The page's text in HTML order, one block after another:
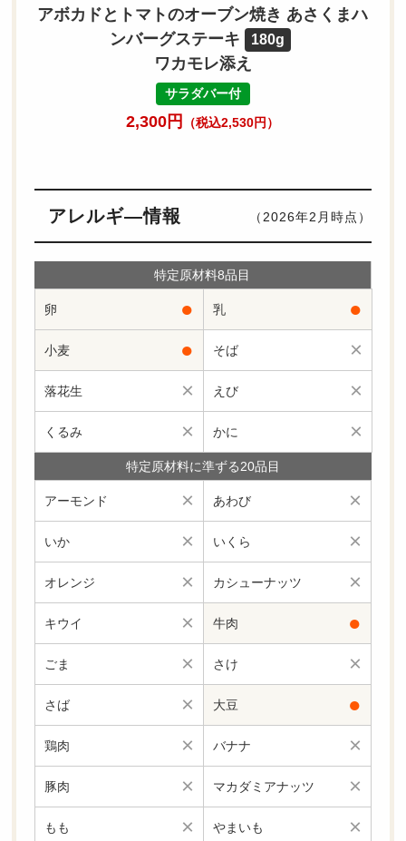
アボカドとトマトのオーブン焼き あさくまハ
ンバーグステーキ
180g
ワカモレ添え
サラダバー付
2,300円 （税込2,530円）
アレルギ―情報 （2026年2月時点）
特定原材料8品目
卵 ● 乳 ●
小麦 ● そば ×
落花生 × えび ×
くるみ × かに ×
特定原材料に準ずる20品目
アーモンド × あわび ×
いか × いくら ×
オレンジ × カシューナッツ ×
キウイ × 牛肉 ●
ごま × さけ ×
さば × 大豆 ●
鶏肉 × バナナ ×
豚肉 × マカダミアナッツ ×
もも × やまいも ×